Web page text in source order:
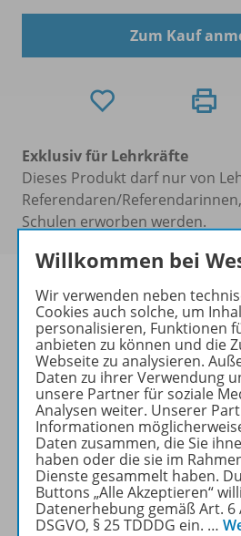
Zum Kauf
Exklusiv für Lehrkräfte
Dieses Produkt darf nur von
Referendaren/
Schulen erworben werden.
Zugehörige Produkte
Benachrichtigungs-
Willkommen bei
Wir verwenden neben
Cookies auch solche, um
personalisieren, Funktionen
anbieten zu können und die
Webseite zu analysieren.
Daten zu ihrer Verwendung
unsere Partner für soziale
Analysen weiter. Unserer
Informationen
Daten zusammen, die Sie
haben oder die sie im
Dienste gesammelt haben.
Buttons „Alle Akzeptieren“
Datenerhebung gemäß Art. 6
DSGVO, § 25 TDDDG ein. …